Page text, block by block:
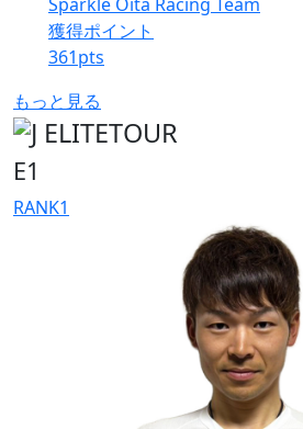
獲得ポイント
361pts
もっと見る
E1
RANK1